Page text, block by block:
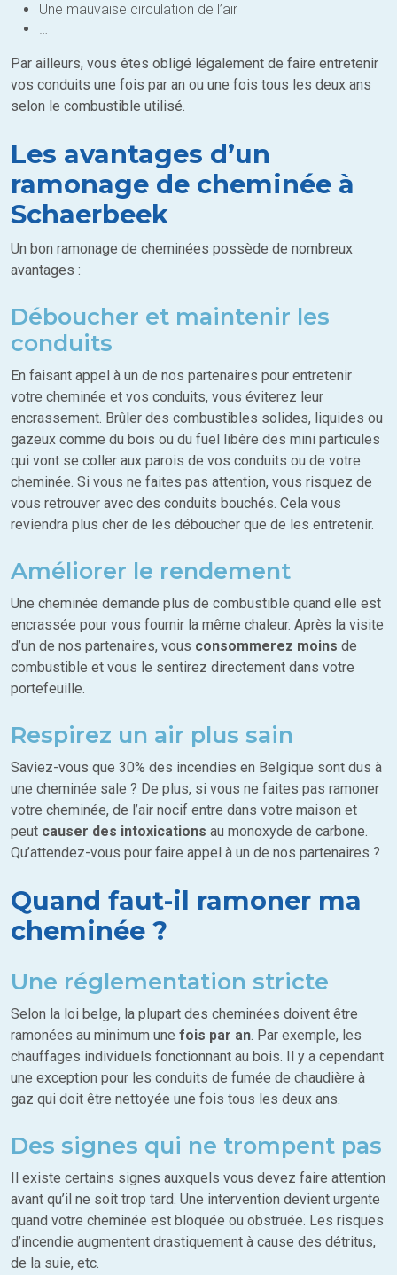
Une mauvaise circulation de l’air
…
Par ailleurs, vous êtes obligé légalement de faire entretenir
vos conduits une fois par an ou une fois tous les deux ans
selon le combustible utilisé.
Les avantages d’un
ramonage de cheminée à
Schaerbeek
Un bon ramonage de cheminées possède de nombreux
avantages :
Déboucher et maintenir les
conduits
En faisant appel à un de nos partenaires pour entretenir
votre cheminée et vos conduits, vous éviterez leur
encrassement. Brûler des combustibles solides, liquides ou
gazeux comme du bois ou du fuel libère des mini particules
qui vont se coller aux parois de vos conduits ou de votre
cheminée. Si vous ne faites pas attention, vous risquez de
vous retrouver avec des conduits bouchés. Cela vous
reviendra plus cher de les déboucher que de les entretenir.
Améliorer le rendement
Une cheminée demande plus de combustible quand elle est
encrassée pour vous fournir la même chaleur. Après la visite
d’un de nos partenaires, vous consommerez moins de
combustible et vous le sentirez directement dans votre
portefeuille.
Respirez un air plus sain
Saviez-vous que 30% des incendies en Belgique sont dus à
une cheminée sale ? De plus, si vous ne faites pas ramoner
votre cheminée, de l’air nocif entre dans votre maison et
peut causer des intoxications au monoxyde de carbone.
Qu’attendez-vous pour faire appel à un de nos partenaires ?
Quand faut-il ramoner ma
cheminée ?
Une réglementation stricte
Selon la loi belge, la plupart des cheminées doivent être
ramonées au minimum une fois par an. Par exemple, les
chauffages individuels fonctionnant au bois. Il y a cependant
une exception pour les conduits de fumée de chaudière à
gaz qui doit être nettoyée une fois tous les deux ans.
Des signes qui ne trompent pas
Il existe certains signes auxquels vous devez faire attention
avant qu’il ne soit trop tard. Une intervention devient urgente
quand votre cheminée est bloquée ou obstruée. Les risques
d’incendie augmentent drastiquement à cause des détritus,
de la suie, etc.